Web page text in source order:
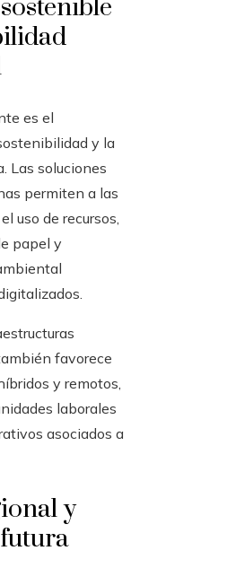
es el
y la
Las soluciones
permiten a las
uso de recursos,
papel y
favorece
y remotos,
laborales
asociados a
y